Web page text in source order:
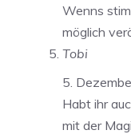
Wenns
möglich
Tobi
5.
Habt ihr
mit der